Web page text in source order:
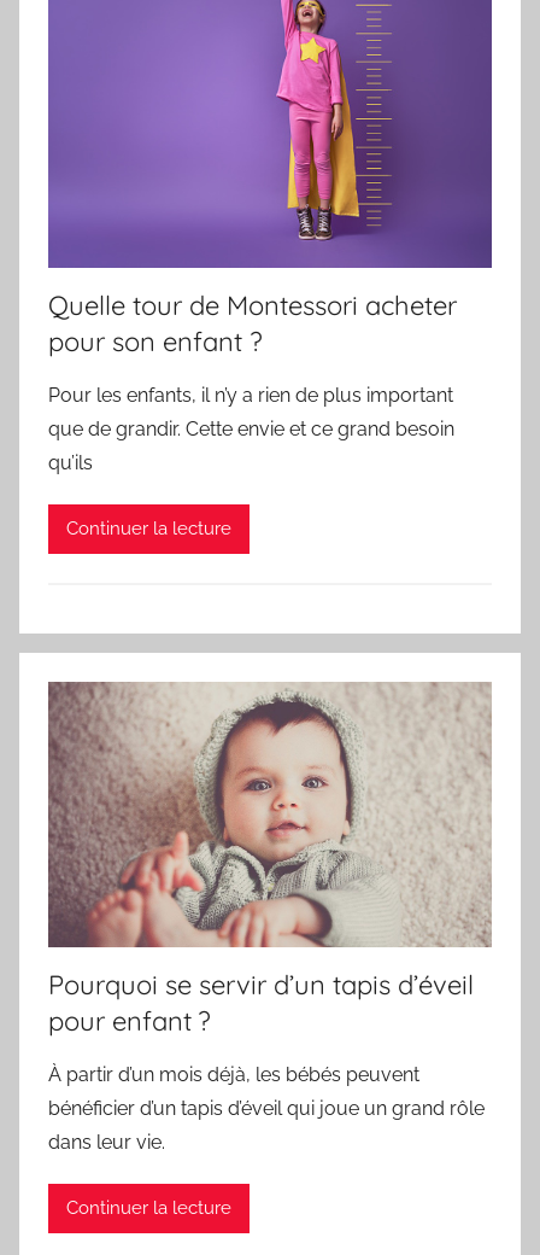
Quelle tour de Montessori acheter
pour son enfant ?
Pour les enfants, il n’y a rien de plus important
que de grandir. Cette envie et ce grand besoin
qu’ils
Continuer la lecture
Pourquoi se servir d’un tapis d’éveil
pour enfant ?
À partir d’un mois déjà, les bébés peuvent
bénéficier d’un tapis d’éveil qui joue un grand rôle
dans leur vie.
Continuer la lecture